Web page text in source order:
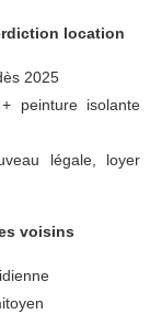
location
2025
peinture isolante
légale, loyer
voisins